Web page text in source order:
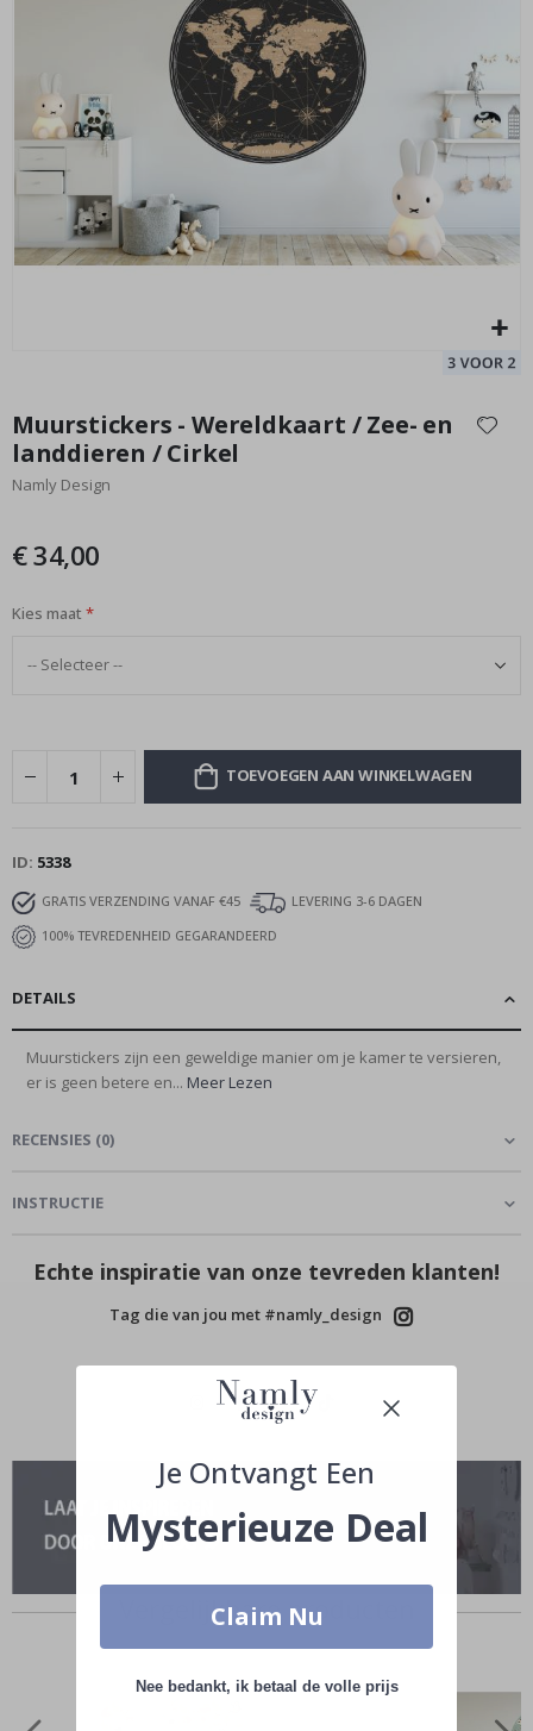
Muursticker - Wereldkaart
Special
Price
36,00 €
het
begin
van
gallerij
Muurstickers - Wereldkaart / Zee- en
landdieren / Cirkel
Namly Design
€ 34,00
Kies maat
TOEVOEGEN AAN WINKELWAGEN
ID 5338
GRATIS VERZENDING VANAF €45
LEVERING 3-6 DAGEN
100% TEVREDENHEID GEGARANDEERD
DETAILS
Muurstickers zijn een geweldige manier om je kamer te versieren,
er is geen betere en... Meer Lezen
RECENSIES (0)
INSTRUCTIE
Echte inspiratie van onze tevreden klanten!
Tag die van jou met #namly_design
Vergelijkbare producten
Je Ontvangt Een
Mysterieuze Deal
Claim Nu
Nee bedankt, ik betaal de volle prijs